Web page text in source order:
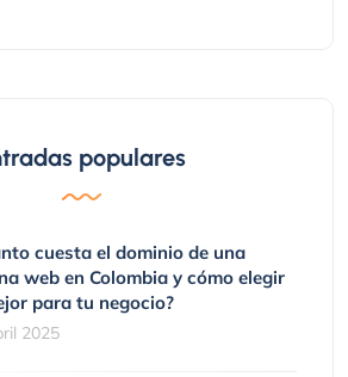
populares
cuesta el dominio de una
web en Colombia y cómo elegir
para tu negocio?
2025